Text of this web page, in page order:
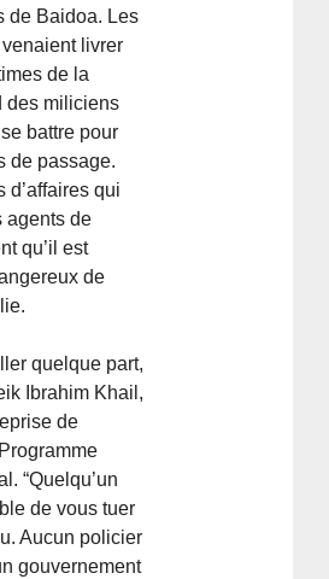
de Baidoa. Les
livrer
de la
des miliciens
battre pour
de passage.
d’affaires qui
agents de
qu’il est
de
quelque part,
Ibrahim Khail,
de
“Quelqu’un
de vous tuer
Aucun policier
gouvernement